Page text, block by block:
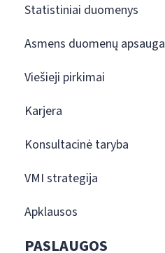
Statistiniai duomenys
Asmens duomenų apsauga
Viešieji pirkimai
Karjera
Konsultacinė taryba
VMI strategija
Apklausos
PASLAUGOS